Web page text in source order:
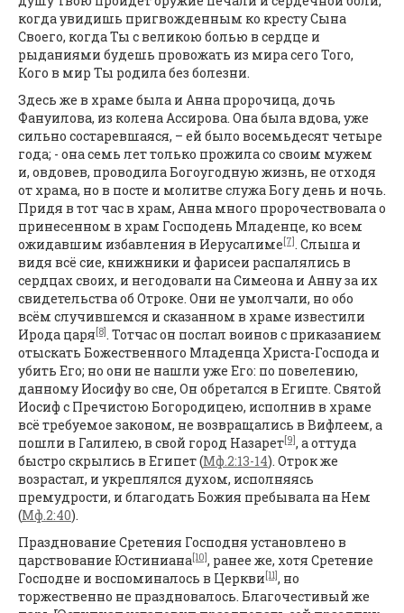
когда увидишь пригвожденным ко кресту Сына
Своего, когда Ты с великою болью в сердце и
рыданиями будешь провожать из мира сего Того,
Кого в мир Ты родила без болезни.
Здесь же в храме была и Анна пророчица, дочь
Фануилова, из колена Ассирова. Она была вдова, уже
сильно состаревшаяся, – ей было восемьдесят четыре
года; - она семь лет только прожила со своим мужем
и, овдовев, проводила Богоугодную жизнь, не отходя
от храма, но в посте и молитве служа Богу день и ночь.
Придя в тот час в храм, Анна много пророчествовала о
принесенном в храм Господень Младенце, ко всем
ожидавшим избавления в Иерусалиме [7]. Слыша и
видя всё сие, книжники и фарисеи распалялись в
сердцах своих, и негодовали на Симеона и Анну за их
свидетельства об Отроке. Они не умолчали, но обо
всём случившемся и сказанном в храме известили
Ирода царя [8]. Тотчас он послал воинов с приказанием
отыскать Божественного Младенца Христа-Господа и
убить Его; но они не нашли уже Его: по повелению,
данному Иосифу во сне, Он обретался в Египте. Святой
Иосиф с Пречистою Богородицею, исполнив в храме
всё требуемое законом, не возвращались в Вифлеем, а
пошли в Галилею, в свой город Назарет[9], а оттуда
быстро скрылись в Египет (Мф.2:13-14). Отрок же
возрастал, и укреплялся духом, исполняясь
премудрости, и благодать Божия пребывала на Нем
(Мф.2:40).
Празднование Сретения Господня установлено в
царствование Юстиниана[10], ранее же, хотя Сретение
Господне и воспоминалось в Церкви [11], но
торжественно не праздновалось. Благочестивый же